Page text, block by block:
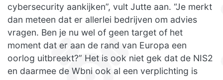
cybersecurity aankijken”, vult Jutte aan. “Je merkt
dan meteen dat er allerlei bedrijven om advies
vragen. Ben je nu wel of geen target of het
moment dat er aan de rand van Europa een
oorlog uitbreekt?” Het is ook niet gek dat de NIS2
en daarmee de Wbni ook al een verplichting is